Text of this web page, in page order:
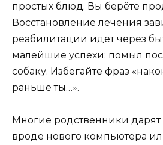
простых блюд. Вы берёте
Восстановление лечения
реабилитации идёт через
малейшие успехи: помыл
собаку. Избегайте фраз
раньше ты…».
Многие родственники
вроде нового компьютера